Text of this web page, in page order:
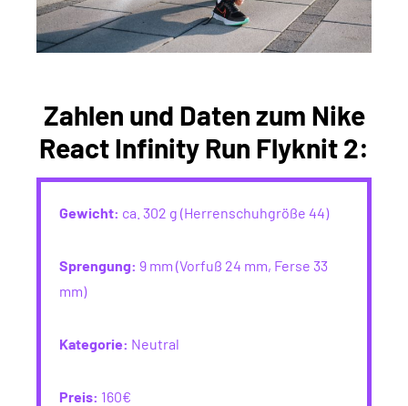
Zahlen und Daten zum Nike
React Infinity Run Flyknit 2:
Gewicht: ca. 302 g (Herrenschuhgröße 44)
Sprengung: 9 mm (Vorfuß 24 mm, Ferse 33
mm)
Kategorie: Neutral
Preis: 160€